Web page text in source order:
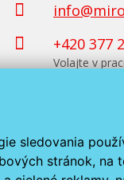
sledovania
stránok, na
+420 377
Volajte v